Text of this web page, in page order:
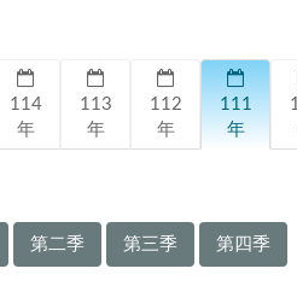
114
年
113
年
112
年
111
年
第二季 第三季 第四季